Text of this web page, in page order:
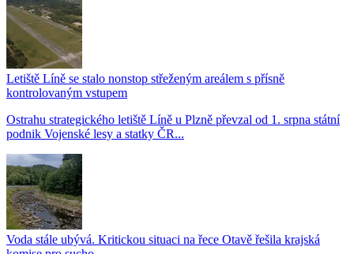
Letiště Líně se stalo nonstop střeženým areálem s přísně
kontrolovaným vstupem
Ostrahu strategického letiště Líně u Plzně převzal od 1. srpna státní
podnik Vojenské lesy a statky ČR...
Voda stále ubývá. Kritickou situaci na řece Otavě řešila krajská